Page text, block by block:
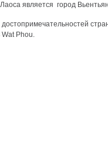
является город
Phou.